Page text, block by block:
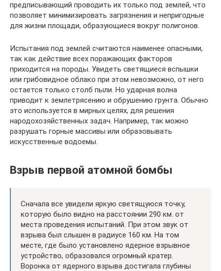
предписывающий проводить их только под землей, что
позволяет минимизировать загрязнения и непригодные
для жизни площади, образующиеся вокруг полигонов.
Испытания под землей считаются наименее опасными,
так как действие всех поражающих факторов
приходится на породы. Увидеть светящиеся вспышки
или грибовидное облако при этом невозможно, от него
остается только столб пыли. Но ударная волна
приводит к землетрясению и обрушению грунта. Обычно
это используется в мирных целях, для решения
народохозяйственных задач. Например, так можно
разрушать горные массивы или образовывать
искусственные водоемы.
Взрыв первой атомной бомбы
Сначала все увидели яркую светящуюся точку,
которую было видно на расстоянии 290 км. от
места проведения испытаний. При этом звук от
взрыва был слышен в радиусе 160 км. На том
месте, где было установлено ядерное взрывное
устройство, образовался огромный кратер.
Воронка от ядерного взрыва достигала глубины